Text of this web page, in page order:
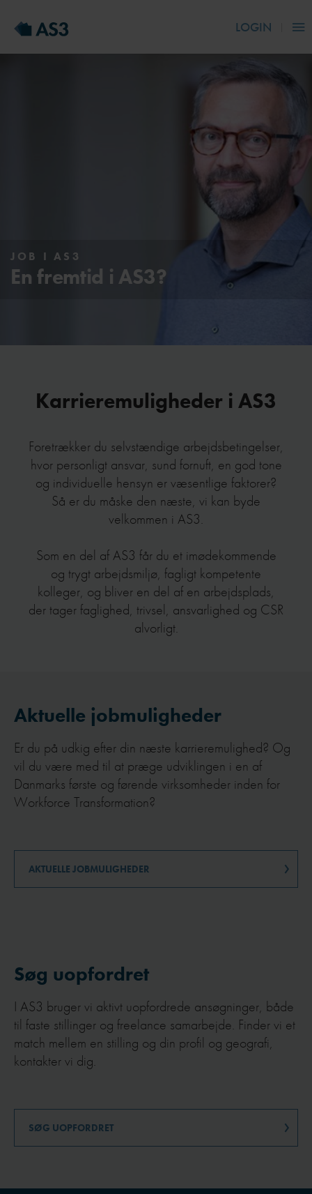
LOGIN
JOB I AS3
En fremtid i AS3?
Karrieremuligheder i AS3
Foretrækker du selvstændige arbejdsbetingelser,
hvor personligt ansvar, sund fornuft, en god tone
og individuelle hensyn er væsentlige faktorer?
Så er du måske den næste, vi kan byde
velkommen i AS3.
Som en del af AS3 får du et imødekommende
og trygt arbejdsmiljø, fagligt kompetente
kolleger, og bliver en del af en arbejdsplads,
der tager faglighed, trivsel, ansvarlighed og CSR
alvorligt.
Aktuelle jobmuligheder
Er du på udkig efter din næste karrieremulighed? Og
vil du være med til at præge udviklingen i en af
Danmarks første og førende virksomheder inden for
Workforce Transformation?
AKTUELLE JOBMULIGHEDER
Søg uopfordret
I AS3 bruger vi aktivt uopfordrede ansøgninger, både
til faste stillinger og freelance samarbejde. Finder vi et
match mellem en stilling og din profil og geografi,
kontakter vi dig.
SØG UOPFORDRET